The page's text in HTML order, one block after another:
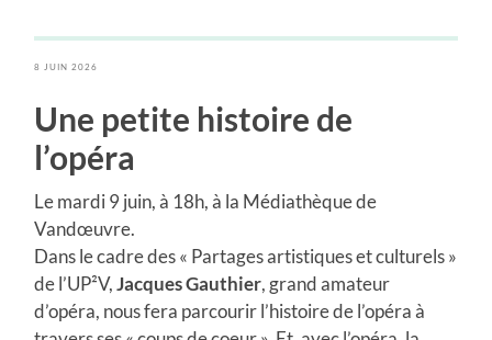
8 JUIN 2026
Une petite histoire de
l’opéra
Le mardi 9 juin, à 18h, à la Médiathèque de
Vandœuvre.
Dans le cadre des « Partages artistiques et culturels »
de l’UP²V,Jacques Gauthier, grand amateur
d’opéra, nous fera parcourir l’histoire de l’opéra à